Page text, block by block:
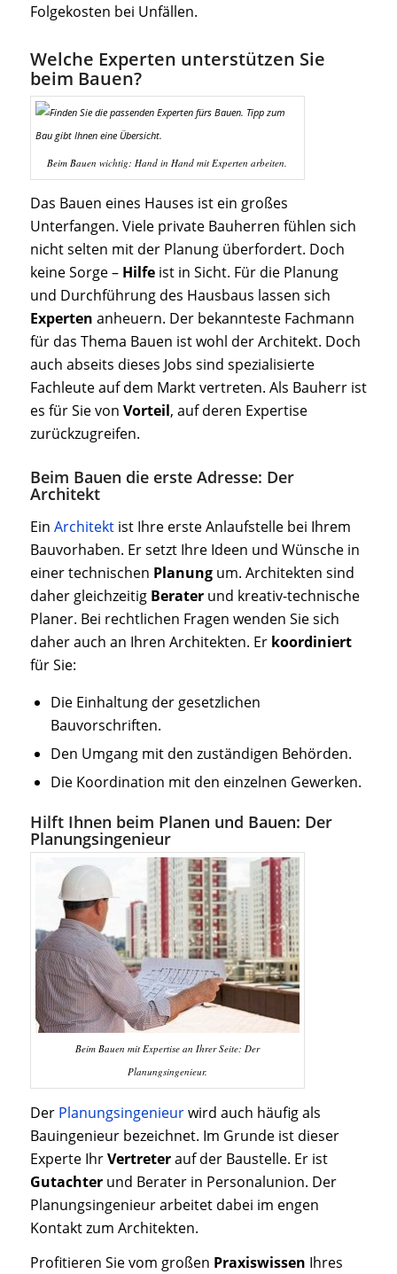
Folgekosten bei Unfällen.
Welche Experten unterstützen Sie
beim Bauen?
Beim Bauen wichtig: Hand in Hand mit Experten arbeiten.
Das Bauen eines Hauses ist ein großes
Unterfangen. Viele private Bauherren fühlen sich
nicht selten mit der Planung überfordert. Doch
keine Sorge – Hilfeist in Sicht. Für die Planung
und Durchführung des Hausbaus lassen sich
Experten anheuern. Der bekannteste Fachmann
für das Thema Bauen ist wohl der Architekt. Doch
auch abseits dieses Jobs sind spezialisierte
Fachleute auf dem Markt vertreten. Als Bauherr ist
es für Sie von Vorteil, auf deren Expertise
zurückzugreifen.
Beim Bauen die erste Adresse: Der
Architekt
Ein Architektist Ihre erste Anlaufstelle bei Ihrem
Bauvorhaben. Er setzt Ihre Ideen und Wünsche in
einer technischen Planungum. Architekten sind
daher gleichzeitig Beraterund kreativ-technische
Planer. Bei rechtlichen Fragen wenden Sie sich
daher auch an Ihren Architekten. Er koordiniert
für Sie:
Die Einhaltung der gesetzlichen
Bauvorschriften.
Den Umgang mit den zuständigen Behörden.
Die Koordination mit den einzelnen Gewerken.
Hilft Ihnen beim Planen und Bauen: Der
Planungsingenieur
Beim Bauen mit Expertise an Ihrer Seite: Der
Planungsingenieur.
Der Planungsingenieurwird auch häufig als
Bauingenieur bezeichnet. Im Grunde ist dieser
Experte IhrVertreterauf der Baustelle. Er ist
Gutachterund Berater in Personalunion. Der
Planungsingenieur arbeitet dabei im engen
Kontakt zum Architekten.
Profitieren Sie vom großen Praxiswissen Ihres